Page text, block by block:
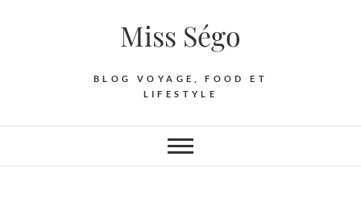
Miss Ségo
BLOG VOYAGE, FOOD ET
LIFESTYLE